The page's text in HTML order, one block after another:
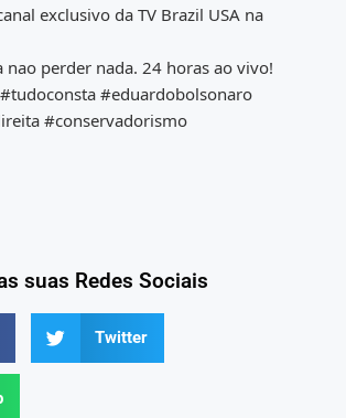
exclusivo da TV Brazil USA na
nao perder nada. 24 horas ao vivo!
#eduardobolsonaro
#conservadorismo
suas Redes Sociais
Twitter